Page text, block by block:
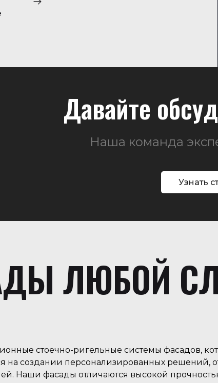
Давайте
Наша команда
Узнать
ЛЮБОЙ
стоечно-ригельные системы фасадов,
на создании персонализированных решений,
Наши фасады отличаются высокой